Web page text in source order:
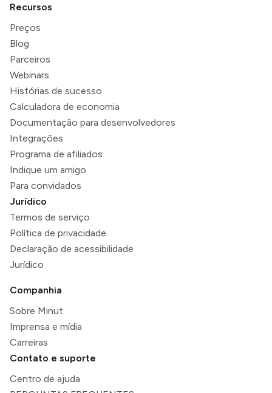
Recursos
Preços
Blog
Parceiros
Webinars
Histórias de sucesso
Calculadora de economia
Documentação para desenvolvedores
Integrações
Programa de afiliados
Indique um amigo
Para convidados
Jurídico
Termos de serviço
Política de privacidade
Declaração de acessibilidade
Jurídico
Companhia
Sobre Minut
Imprensa e mídia
Carreiras
Contato e suporte
Centro de ajuda